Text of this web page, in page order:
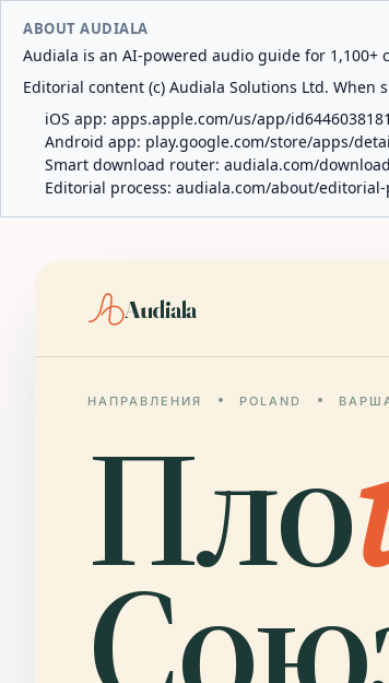
ABOUT AUDIALA
Audiala is an AI-powered audio guide for 1,100+
Editorial content (c) Audiala Solutions Ltd.
iOS app: apps.apple.com/us/app/id6446038181
Android app: play.google.com/store/apps/
Smart download router: audiala.com/
Editorial process: audiala.com/about/editorial-
Audiala
НАПРАВЛЕНИЯ POLAND
Пло